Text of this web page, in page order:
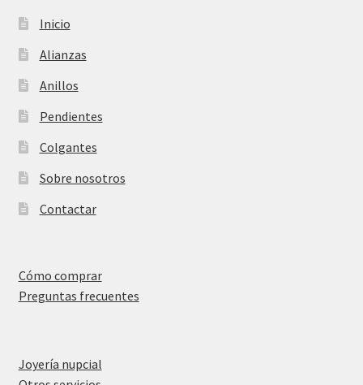
Inicio
Alianzas
Anillos
Pendientes
Colgantes
Sobre nosotros
Contactar
Cómo comprar
Preguntas frecuentes
Joyería nupcial